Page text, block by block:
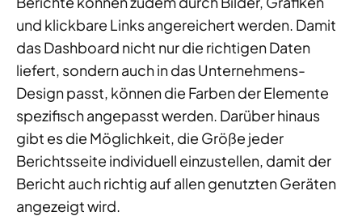
und klickbare Links angereichert werden. Damit
das Dashboard nicht nur die richtigen Daten
liefert, sondern auch in das Unternehmens-
Design passt, können die Farben der Elemente
spezifisch angepasst werden. Darüber hinaus
gibt es die Möglichkeit, die Größe jeder
Berichtsseite individuell einzustellen, damit der
Bericht auch richtig auf allen genutzten Geräten
angezeigt wird.